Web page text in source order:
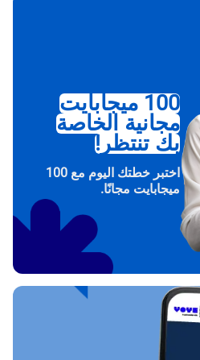
100 ميجابايت
مجانية الخاصة
بك تنتظر!
اختبر خطتك اليوم مع 100
ميجابايت مجانًا.